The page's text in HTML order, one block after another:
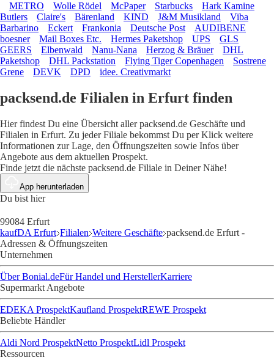
METRO Wolle Rödel McPaper Starbucks
Hark Kamine
Butlers
Claire's Bärenland KIND J&M Musikland
Viba
Barbarino
Eckert Frankonia Deutsche Post
AUDIBENE
boesner
Mail Boxes Etc. Hermes Paketshop UPS
GLS
GEERS
Elbenwald Nanu-Nana Herzog & Bräuer
DHL
Paketshop
DHL Packstation Flying Tiger Copenhagen
Sostrene
Grene
DEVK DPD idee. Creativmarkt
packsend.de Filialen in Erfurt finden
Hier findest Du eine Übersicht aller packsend.de Geschäfte und
Filialen in Erfurt. Zu jeder Filiale bekommst Du per Klick weitere
Informationen zur Lage, den Öffnungszeiten sowie Infos über
Angebote aus dem aktuellen Prospekt.
Finde jetzt die nächste packsend.de Filiale in Deiner Nähe!
App herunterladen
Du bist hier
99084 Erfurt
kaufDA Erfurt Filialen Weitere Geschäfte packsend.de Erfurt -
Adressen & Öffnungszeiten
Unternehmen
Über Bonial.deFür Handel und HerstellerKarriere
Supermarkt Angebote
EDEKA ProspektKaufland ProspektREWE Prospekt
Beliebte Händler
Aldi Nord ProspektNetto ProspektLidl Prospekt
Ressourcen